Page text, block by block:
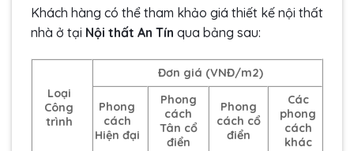
Khách hàng có thể tham khảo giá thiết kế nội thất
nhà ở tại Nội thất An Tín qua bảng sau:
Loại
Công
trình
Đơn giá (VNĐ/m2)
Phong
cách
Hiện đại
Phong
cách
Tân cổ
điển
Phong
cách cổ
điển
Các
phong
cách
khác